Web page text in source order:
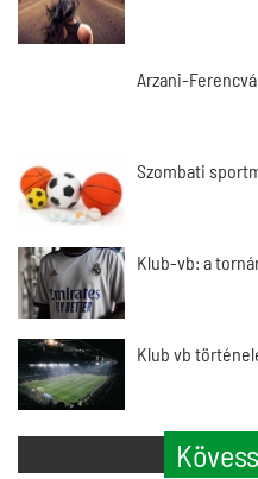
Arzani-
Szombati
Klub-vb: a
Klub vb